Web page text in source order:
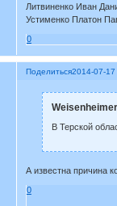
Литвиненко Иван
Устименко Платон
0
Поделиться2014-07-
В Терской
А известна причина
0